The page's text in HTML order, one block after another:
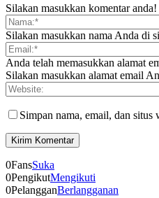
Silakan masukkan komentar anda!
Silakan masukkan nama Anda di
Anda telah memasukkan alamat
Silakan masukkan alamat email
Simpan nama, email, dan
0FansSuka
0PengikutMengikuti
0PelangganBerlangganan